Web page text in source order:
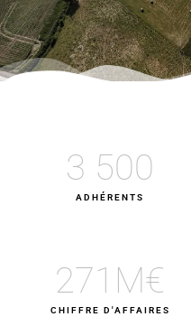
ADHÉRENTS
3 500
CHIFFRE D'AFFAIRES
271 M€